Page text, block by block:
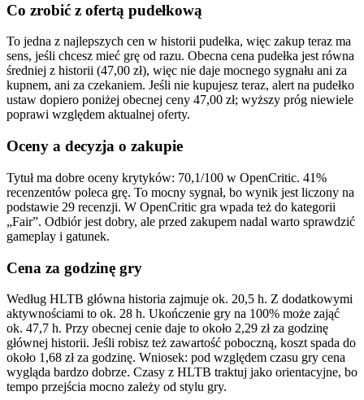
Co zrobić z ofertą pudełkową
To jedna z najlepszych cen w historii pudełka, więc zakup teraz ma
sens, jeśli chcesz mieć grę od razu. Obecna cena pudełka jest równa
średniej z historii (47,00 zł), więc nie daje mocnego sygnału ani za
kupnem, ani za czekaniem. Jeśli nie kupujesz teraz, alert na pudełko
ustaw dopiero poniżej obecnej ceny 47,00 zł; wyższy próg niewiele
poprawi względem aktualnej oferty.
Oceny a decyzja o zakupie
Tytuł ma dobre oceny krytyków: 70,1/100 w OpenCritic. 41%
recenzentów poleca grę. To mocny sygnał, bo wynik jest liczony na
podstawie 29 recenzji. W OpenCritic gra wpada też do kategorii
„Fair”. Odbiór jest dobry, ale przed zakupem nadal warto sprawdzić
gameplay i gatunek.
Cena za godzinę gry
Według HLTB główna historia zajmuje ok. 20,5 h. Z dodatkowymi
aktywnościami to ok. 28 h. Ukończenie gry na 100% może zająć
ok. 47,7 h. Przy obecnej cenie daje to około 2,29 zł za godzinę
głównej historii. Jeśli robisz też zawartość poboczną, koszt spada do
około 1,68 zł za godzinę. Wniosek: pod względem czasu gry cena
wygląda bardzo dobrze. Czasy z HLTB traktuj jako orientacyjne, bo
tempo przejścia mocno zależy od stylu gry.